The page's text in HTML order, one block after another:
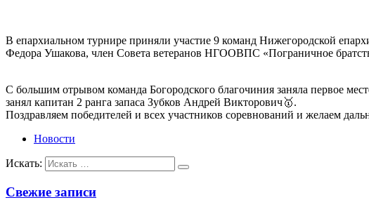
В епархиальном турнире приняли участие 9 команд Нижегородской
Федора Ушакова, член Совета ветеранов НГООВПС «Пограничное
С большим отрывом команда Богородского благочиния заняла первое
занял капитан 2 ранга запаса Зубков Андрей Викторович🥇.
Поздравляем победителей и всех участников соревнований и желаем
Новости
Искать:
Свежие записи